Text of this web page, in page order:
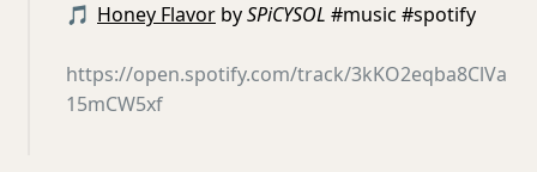
🎵 Honey Flavor bySPiCYSOL #music #spotify
https://open.spotify.com/track/3kKO2eqba8ClVa
15mCW5xf